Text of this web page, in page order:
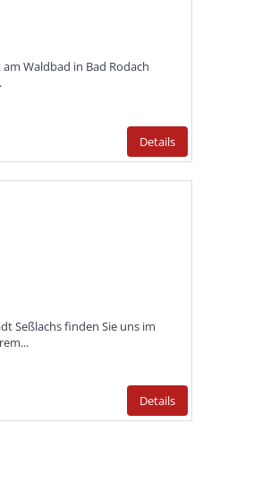
Waldbad in Bad Rodach
Details
Seßlachs finden Sie uns im
Details